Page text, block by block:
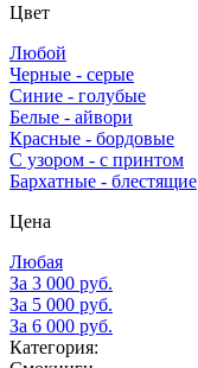
Цвет
Любой
Черные - серые
Синие - голубые
Белые - айвори
Красные - бордовые
С узором - с принтом
Бархатные - блестящие
Цена
Любая
За 3 000 руб.
За 5 000 руб.
За 6 000 руб.
Категория: